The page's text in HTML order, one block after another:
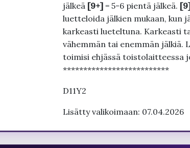
jälkeä [9+]= 5-6 pientä jälkeä.
luetteloida jälkien mukaan, kun
karkeasti lueteltuna. Karkeasti
vähemmän tai enemmän jälkiä.
toimisi ehjässä toistolaitteessa
**************************
D11Y2
Lisätty valikoimaan: 07.04.2026